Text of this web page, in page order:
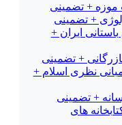
موزه + تضمینی
+ تضمینی
ایران +
+ تضمینی
نظری اسلام +
+ تضمینی
های